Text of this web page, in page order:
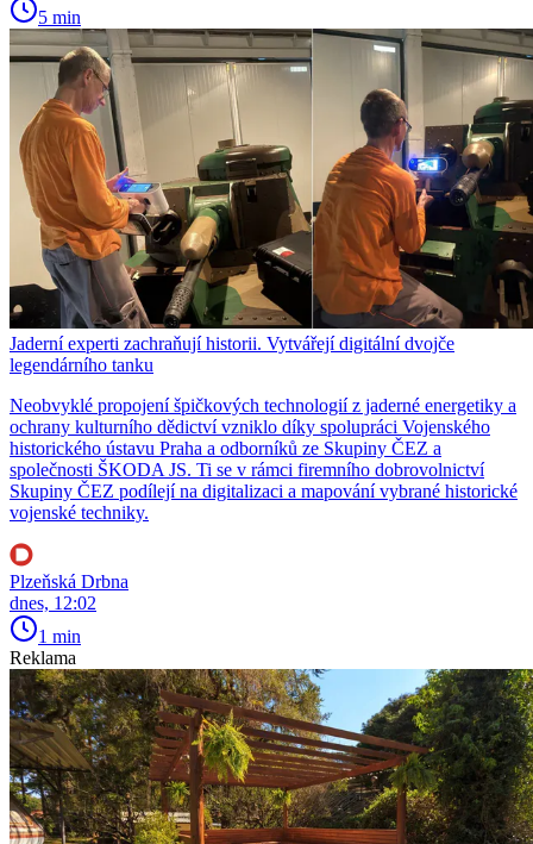
5 min
Jaderní experti zachraňují historii. Vytvářejí digitální dvojče
legendárního tanku
Neobvyklé propojení špičkových technologií z jaderné energetiky a
ochrany kulturního dědictví vzniklo díky spolupráci Vojenského
historického ústavu Praha a odborníků ze Skupiny ČEZ a
společnosti ŠKODA JS. Ti se v rámci firemního dobrovolnictví
Skupiny ČEZ podílejí na digitalizaci a mapování vybrané historické
vojenské techniky.
Plzeňská Drbna
dnes, 12:02
1 min
Reklama